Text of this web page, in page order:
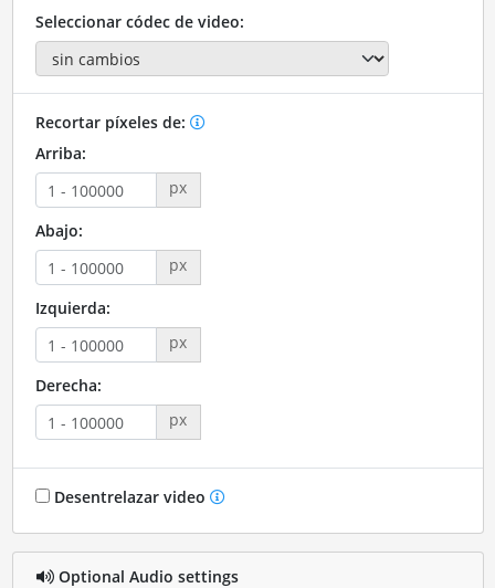
Seleccionar códec de video:
Recortar píxeles de:
Arriba:
px
Abajo:
px
Izquierda:
px
Derecha:
px
Desentrelazar video
Optional Audio settings